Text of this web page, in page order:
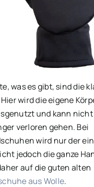
was es gibt, sind die
wird die eigene
und kann
verloren gehen. Bei
wird nur der
jedoch die ganze
auf die guten alten
aus Wolle.